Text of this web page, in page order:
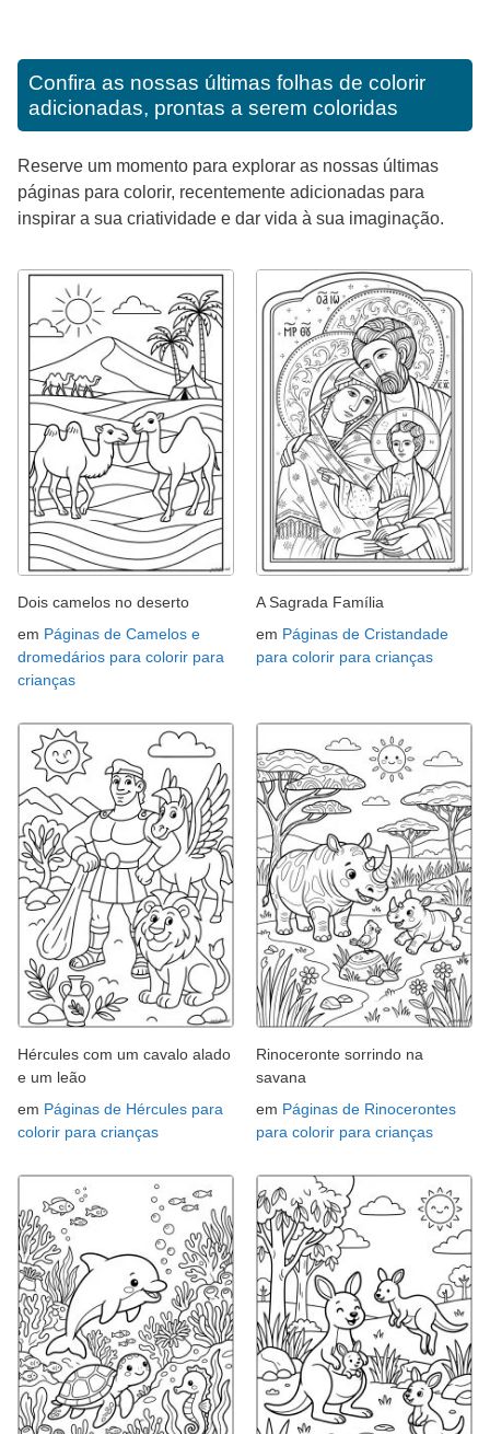
Confira as nossas últimas folhas de colorir
adicionadas, prontas a serem coloridas
Reserve um momento para explorar as nossas últimas
páginas para colorir, recentemente adicionadas para
inspirar a sua criatividade e dar vida à sua imaginação.
Dois camelos no deserto
em Páginas de Camelos e
dromedários para colorir para
crianças
A Sagrada Família
em Páginas de Cristandade
para colorir para crianças
Hércules com um cavalo alado
e um leão
em Páginas de Hércules para
colorir para crianças
Rinoceronte sorrindo na
savana
em Páginas de Rinocerontes
para colorir para crianças